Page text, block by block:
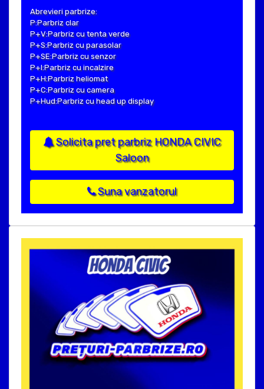
Abrevieri parbrize:
P:Parbriz clar
P+V:Parbriz cu tenta verde
P+S:Parbriz cu parasolar
P+SE:Parbriz cu senzor
P+I:Parbriz cu incalzire
P+H:Parbriz heliomat
P+C:Parbriz cu camera
P+Hud:Parbriz cu head up display
Solicita pret parbriz HONDA CIVIC
Saloon
Suna vanzatorul